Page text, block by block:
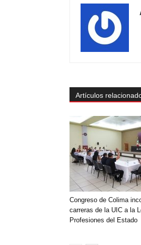
Artículos
Congreso de Colima
carreras de la UIC a la
Profesiones del Estado